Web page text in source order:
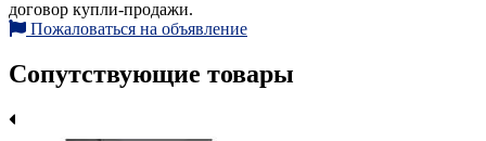
договор купли-продажи.
Пожаловаться на объявление
Сопутствующие товары